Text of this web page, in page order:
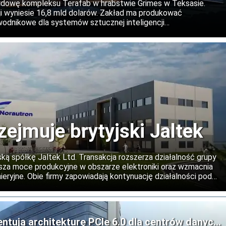
kompleksu Terafab w hrabstwie Grimes w Teksasie.
16,8 mld dolarów. Zakład ma produkować
dla systemów sztucznej inteligencji
brytyjski Jaltek
spółkę Jaltek Ltd. Transakcja rozszerza działalność grupy
moce produkcyjne w obszarze elektroniki oraz wzmacnia
Obie firmy zapowiadają kontynuację działalności pod
architekturę PCIe 6.0 dla centrów danych